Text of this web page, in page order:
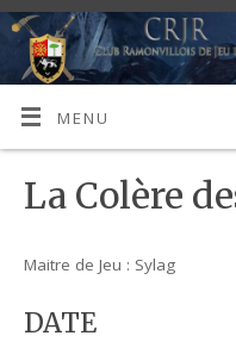
MENU
La Colère
Maitre de Jeu : Sylag
DATE